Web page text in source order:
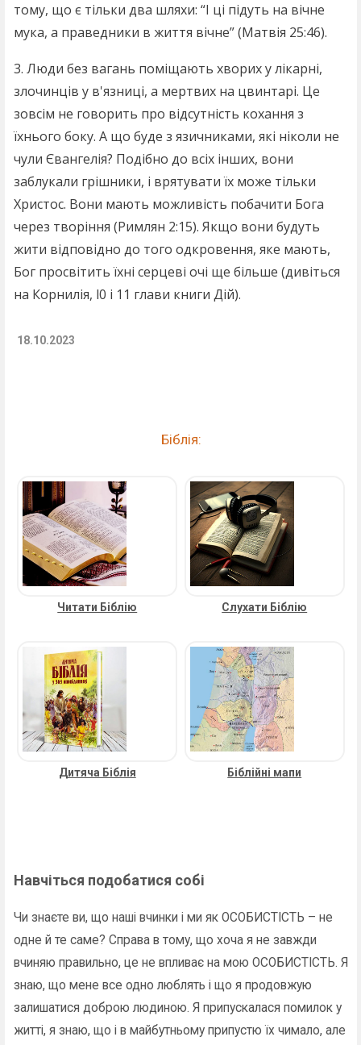
тому, що є тільки два шляхи: “І ці підуть на вічне
мука, а праведники в життя вічне” (Матвія 25:46).
3. Люди без вагань поміщають хворих у лікарні,
злочинців у в'язниці, а мертвих на цвинтарі. Це
зовсім не говорить про відсутність кохання з
їхнього боку. А що буде з язичниками, які ніколи не
чули Євангелія? Подібно до всіх інших, вони
заблукали грішники, і врятувати їх може тільки
Христос. Вони мають можливість побачити Бога
через творіння (Римлян 2:15). Якщо вони будуть
жити відповідно до того одкровення, яке мають,
Бог просвітить їхні серцеві очі ще більше (дивіться
на Корнилія, l0 і 11 глави книги Дій).
18.10.2023
Біблія:
Читати Біблію Слухати Біблію
Дитяча Біблія Біблійні мапи
Навчіться подобатися собі
Чи знаєте ви, що наші вчинки і ми як ОСОБИСТІСТЬ – не
одне й те саме? Справа в тому, що хоча я не завжди
вчиняю правильно, це не впливає на мою ОСОБИСТІСТЬ. Я
знаю, що мене все одно люблять і що я продовжую
залишатися доброю людиною. Я припускалася помилок у
житті, я знаю, що і в майбутньому припустю їх чимало, але